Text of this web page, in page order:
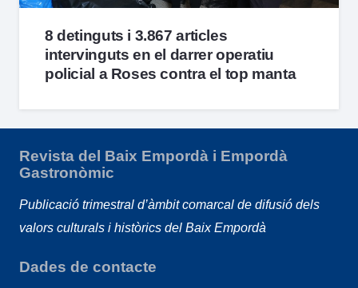
8 detinguts i 3.867 articles
intervinguts en el darrer operatiu
policial a Roses contra el top manta
Revista del Baix Empordà i Empordà
Gastronòmic
Publicació trimestral d’àmbit comarcal de difusió dels
valors culturals i històrics del Baix Empordà
Dades de contacte